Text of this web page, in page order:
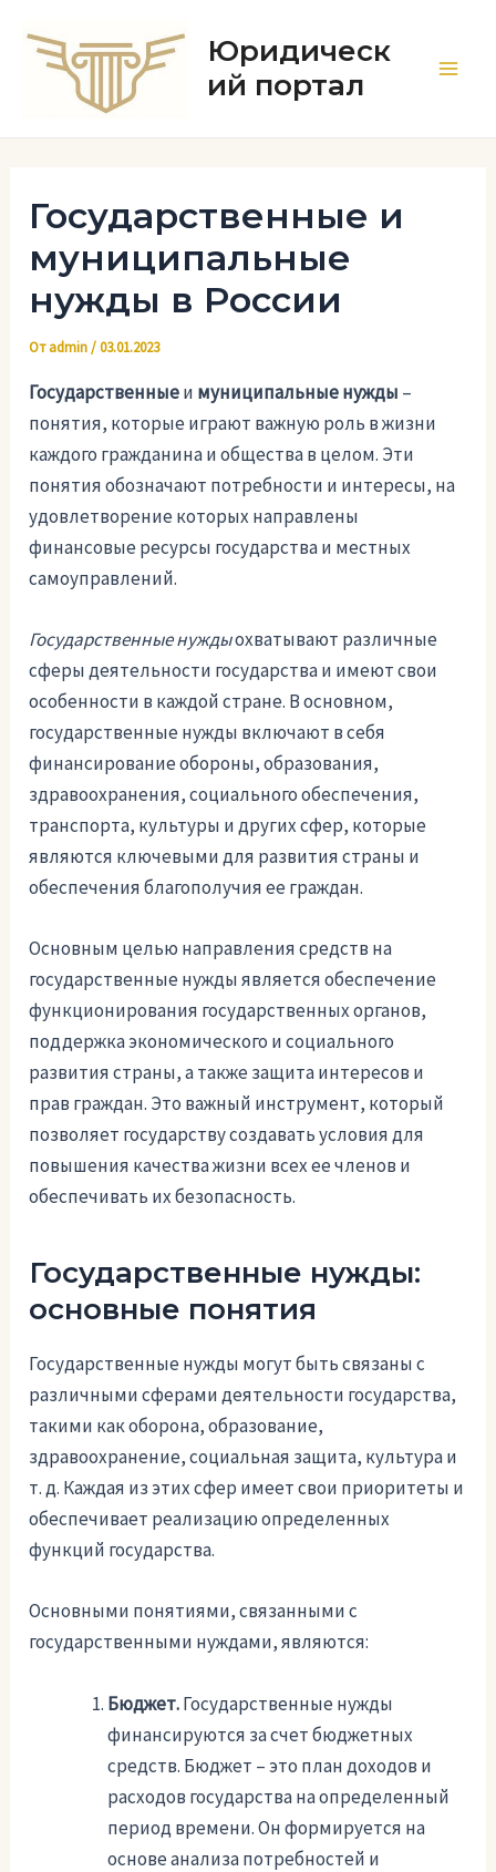
содержимому
Юридическ
ий портал
Государственные и
муниципальные
нужды в России
Отadmin/03.01.2023
Государственныеи муниципальные нужды –
понятия, которые играют важную роль в жизни
каждого гражданина и общества в целом. Эти
понятия обозначают потребности и интересы, на
удовлетворение которых направлены
финансовые ресурсы государства и местных
самоуправлений.
Государственные нуждыохватывают различные
сферы деятельности государства и имеют свои
особенности в каждой стране. В основном,
государственные нужды включают в себя
финансирование обороны, образования,
здравоохранения, социального обеспечения,
транспорта, культуры и других сфер, которые
являются ключевыми для развития страны и
обеспечения благополучия ее граждан.
Основным целью направления средств на
государственные нужды является обеспечение
функционирования государственных органов,
поддержка экономического и социального
развития страны, а также защита интересов и
прав граждан. Это важный инструмент, который
позволяет государству создавать условия для
повышения качества жизни всех ее членов и
обеспечивать их безопасность.
Государственные нужды:
основные понятия
Государственные нужды могут быть связаны с
различными сферами деятельности государства,
такими как оборона, образование,
здравоохранение, социальная защита, культура и
т. д. Каждая из этих сфер имеет свои приоритеты и
обеспечивает реализацию определенных
функций государства.
Основными понятиями, связанными с
государственными нуждами, являются:
Бюджет.Государственные нужды
финансируются за счет бюджетных
средств. Бюджет – это план доходов и
расходов государства на определенный
период времени. Он формируется на
основе анализа потребностей и